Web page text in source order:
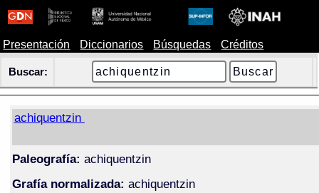
Presentación Diccionarios Búsquedas Créditos
Buscar:
achiquentzin
Paleografía: achiquentzin
Grafía normalizada: achiquentzin